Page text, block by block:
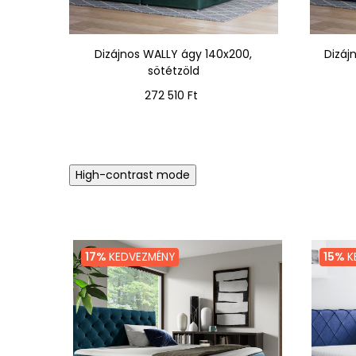
Dizájnos WALLY ágy 140x200,
sötétzöld
Ár
272 510 Ft
High-contrast mode
17% KEDVEZMÉNY 15%